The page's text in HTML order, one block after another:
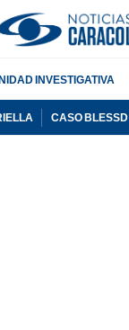
INVESTIGATIVA
CASO BLESSD